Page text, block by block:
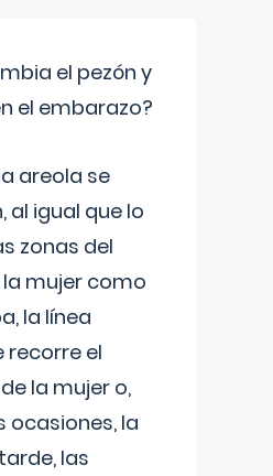
el pezón y
el embarazo?
areola se
al igual que lo
zonas del
mujer como
la línea
recorre el
la mujer o,
ocasiones, la
las